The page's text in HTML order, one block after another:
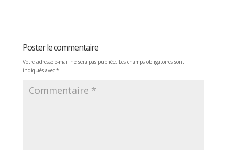
Poster le commentaire
Votre adresse e-mail ne sera pas publiée. Les champs obligatoires sont
indiqués avec *